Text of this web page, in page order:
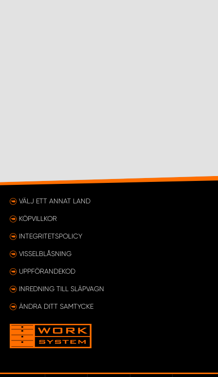
VÄLJ ETT ANNAT LAND
KÖPVILLKOR
INTEGRITETSPOLICY
VISSELBLÅSNING
UPPFÖRANDEKOD
INREDNING TILL SLÄPVAGN
ÄNDRA DITT SAMTYCKE